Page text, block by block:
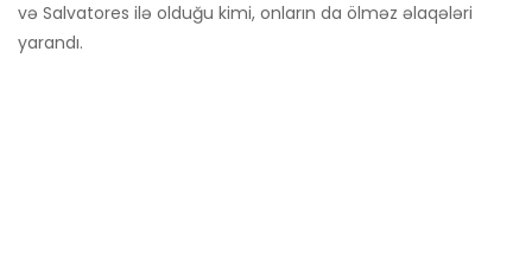
və Salvatores ilə olduğu kimi, onların da ölməz əlaqələri
yarandı.